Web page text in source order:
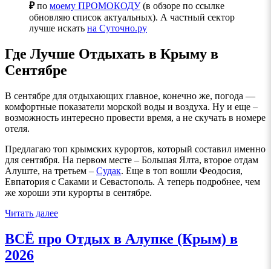
₽по моему ПРОМОКОДУ(в обзоре по ссылке
обновляю список актуальных). А частный сектор
лучше искать на Суточно.ру
Где Лучше Отдыхать в Крыму в
Сентябре
В сентябре для отдыхающих главное, конечно же, погода —
комфортные показатели морской воды и воздуха. Ну и еще –
возможность интересно провести время, а не скучать в номере
отеля.
Предлагаю топ крымских курортов, который составил именно
для сентября. На первом месте – Большая Ялта, второе отдам
Алуште, на третьем – Судак. Еще в топ вошли Феодосия,
Евпатория с Саками и Севастополь. А теперь подробнее, чем
же хороши эти курорты в сентябре.
Читать далее
ВСЁ про Отдых в Алупке (Крым) в
2026